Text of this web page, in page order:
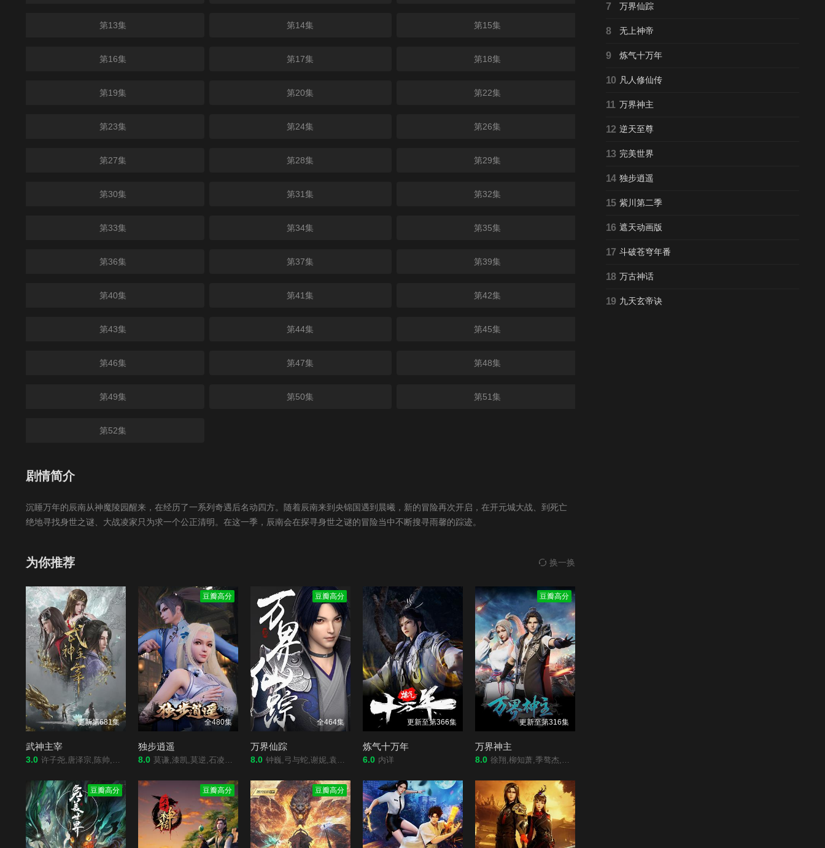
第13集 第14集 第15集
第16集 第17集 第18集
第19集 第20集 第22集
第23集 第24集 第26集
第27集 第28集 第29集
第30集 第31集 第32集
第33集 第34集 第35集
第36集 第37集 第39集
第40集 第41集 第42集
第43集 第44集 第45集
第46集 第47集 第48集
第49集 第50集 第51集
第52集
剧情简介
沉睡万年的辰南从神魔陵园醒来，在经历了一系列奇遇后名动四方。随着辰南来到央锦国遇到晨曦，新的冒险再次开启，在开元城大战、到死亡
绝地寻找身世之谜、大战凌家只为求一个公正清明。在这一季，辰南会在探寻身世之谜的冒险当中不断搜寻雨馨的踪迹。
为你推荐 换一换
更新第681集
武神主宰
3.0 许子尧,唐泽宗,陈帅,吴凡,孙科
豆瓣高分
全480集
独步逍遥
8.0 莫谦,漆凯,莫逆,石凌鹤,MO,大海,索格,思东,X,雅澜,飞云,OJ,阿边,林珄,石头,滕家俊
豆瓣高分
全464集
万界仙踪
8.0 钟巍,弓与蛇,谢妮,袁明清,倪倪,黄骥,默伶,烈之流星
更新至第366集
炼气十万年
6.0 内详
豆瓣高分
更新至第316集
万界神主
8.0 徐翔,柳知萧,季骜杰,冷泉夜月,烈之流星
豆瓣高分 豆瓣高分 豆瓣高分
7 万界仙踪
8 无上神帝
9 炼气十万年
10 凡人修仙传
11 万界神主
12 逆天至尊
13 完美世界
14 独步逍遥
15 紫川第二季
16 遮天动画版
17 斗破苍穹年番
18 万古神话
19 九天玄帝诀